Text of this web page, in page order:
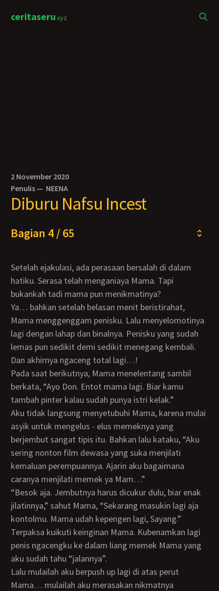
ceritaseru.xyz
2 November 2020
Penulis — NEENA
Diburu Nafsu Incest
Bagian 4 / 65
Setelah ejakulasi, ada perasaan bersalah di dalam
hatiku. Serasa telah menganiaya Mama. Tapi
bukankah tadi mama pun menikmatinya?
Ya… bahkan setelah belasan menit beristirahat,
Mama menggenggam penisku. Lalu menyelomotinya
lagi dengan lahap dan binalnya. Penisku yang sudah
lemas pun sedikit demi sedikit menegang kembali.
Dan akhirnya ngaceng total lagi…!
Pada saat berikutnya, Mama menelentang sambil
berkata, “Ayo Don. Entot mama lagi. Biar kamu
tambah pinter kalau sudah punya istri kelak.”
Aku tidak langsung menyetubuhi Mama, karena mulai
asyik untuk mengelus - elus memeknya yang
berjembut sangat tipis itu. Bahkan lalu kataku, “Aku
sering nonton film dewasa yang suka menjilati
kemaluan perempuannya. Ajarin aku bagaimana
caranya menjilati memek ya Mam…”
“Besok aja. Jembutnya harus dicukur dulu, biar enak
jilatinnya,” sahut Mama, “Sekarang masukin lagi aja
kontolmu. Mama udah kepengen lagi, Sayang.”
Terpaksa kuikuti keinginan Mama. Kubenamkan lagi
penis ngacengku ke dalam liang memek Mama yang
aku sudah tahu “jalannya”.
Lalu mulailah aku berpush up lagi di atas perut
Mama… mulailah aku merasakan nikmatnya